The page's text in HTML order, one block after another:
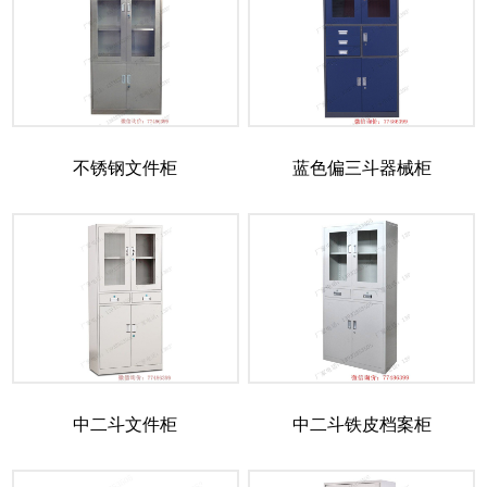
不锈钢文件柜 蓝色偏三斗器械柜
中二斗文件柜 中二斗铁皮档案柜